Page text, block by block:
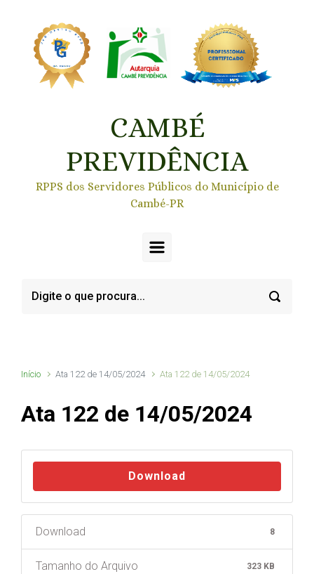
CAMBÉ
PREVIDÊNCIA
RPPS dos Servidores Públicos do Município de
Cambé-PR
Início Ata 122 de 14/05/2024 Ata 122 de 14/05/2024
Ata 122 de 14/05/2024
Download
Download 8
Tamanho do Arquivo 323 KB